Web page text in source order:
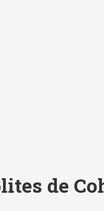
de